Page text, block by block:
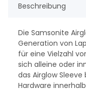
Beschreibung
Die Samsonite
Generation von
für eine Vielzahl
sich alleine oder
das Airglow
Hardware